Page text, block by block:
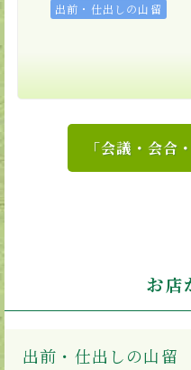
出前・仕出しの山留
「会議・会合
お店
出前・仕出しの山留